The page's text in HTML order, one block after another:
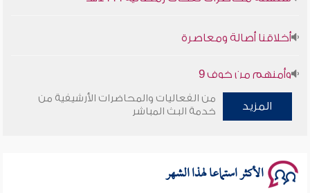
أخلاقنا أصالة ومعاصرة
وأمنهم من خوف 9
سلسلة محاضرات نفحات رمضانية 1444هـ
المزيد
من الفعاليات والمحاضرات الأرشيفية من
خدمة البث المباشر
الأكثر استماعا لهذا الشهر